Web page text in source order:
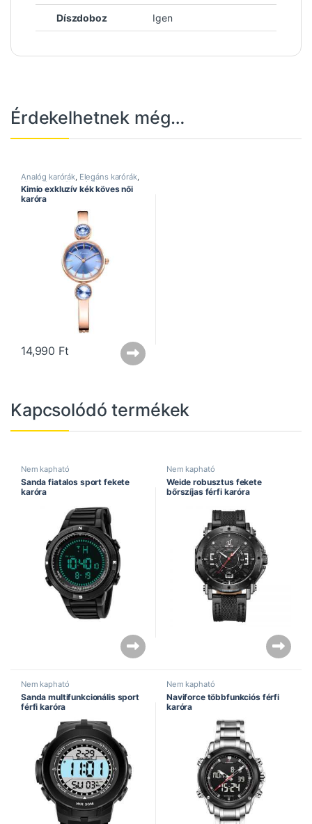
Díszdoboz Igen
Érdekelhetnek még…
Analóg karórák Elegáns karórák,
Kimio óra, Női karórák
Kimio exkluzív kék köves női
karóra
14,990 Ft
Kapcsolódó termékek
Nem kapható
Sanda fiatalos sport fekete
karóra
Nem kapható
Weide robusztus fekete
bőrszíjas férfi karóra
Nem kapható
Sanda multifunkcionális sport
férfi karóra
Nem kapható
Naviforce többfunkciós férfi
karóra